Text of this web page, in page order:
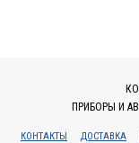
ПРИБОРЫ И
КОНТАКТЫ ДОСТАВКА